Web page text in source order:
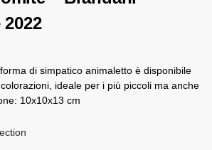
di simpatico animaletto è disponibile
ideale per i più piccoli ma anche
10x10x13 cm